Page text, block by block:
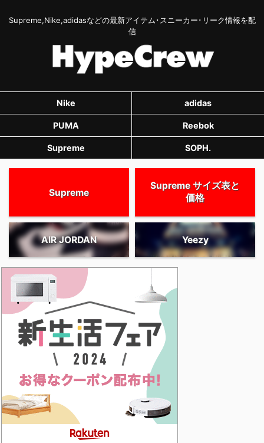
Supreme,Nike,adidasなどの最新アイテム･スニーカー･リーク情報を配
信
Nike adidas
PUMA Reebok
Supreme SOPH.
Supreme
Supreme サイズ表と
価格
AIR JORDAN Yeezy